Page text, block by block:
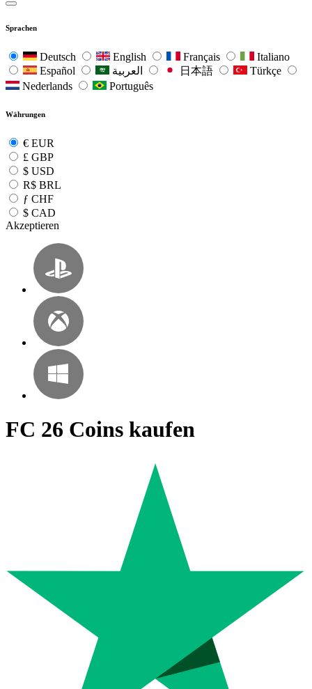
Sprachen
Deutsch English Français
Italiano
Español
日本語
Türkçe
Nederlands
Português
Währungen
€ EUR
£ GBP
$ USD
R$ BRL
ƒ CHF
$ CAD
Akzeptieren
FC 26 Coins kaufen